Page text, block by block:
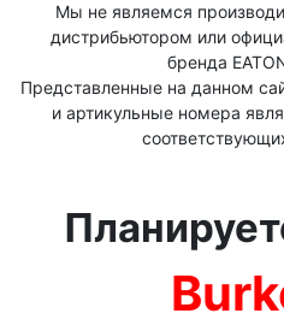
Мы не являемся
дистрибьютором или
бренда
Представленные на данном
и артикульные номера